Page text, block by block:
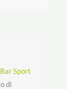
Bar Sport
di